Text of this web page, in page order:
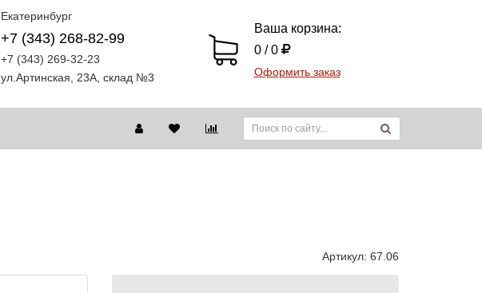
Екатеринбург
+7 (343) 268-82-99
+7 (343) 269-32-23
ул.Артинская, 23А, склад №3
Ваша корзина:
0 / 0
Оформить заказ
Артикул: 67.06